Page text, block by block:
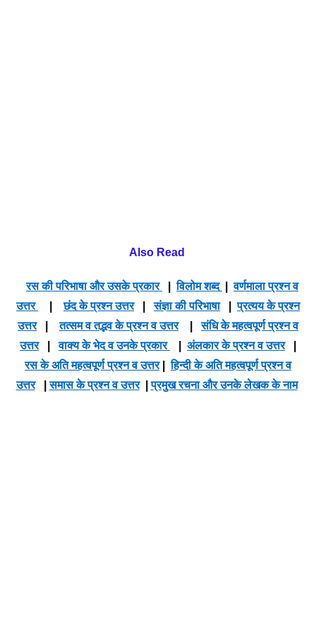
Also Read
रस की परिभाषा और उसके प्रकार |विलोम शब्द |वर्णमाला प्रश्न व
उत्तर
|छंद के प्रश्न उत्तर|संज्ञा की परिभाषा|प्रत्यय के प्रश्न
उत्तर|तत्सम व तद्भव के प्रश्न व उत्तर|संधि के महत्वपूर्ण प्रश्न व
उत्तर|वाक्य के भेद व उनके प्रकार अंलकार के प्रश्न व उत्तर|
रस के अति महत्वपूर्ण प्रश्न व उत्तर|हिन्दी के अति महत्वपूर्ण प्रश्न व
उत्तर|समास के प्रश्न व उत्तर|प्रमुख रचना और उनके लेखक के नाम